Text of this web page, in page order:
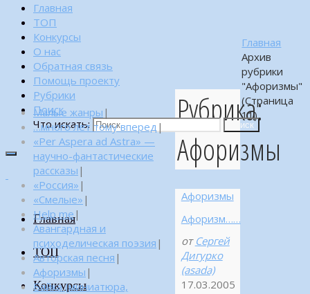
Главная
ТОП
Конкурсы
О нас
Обратная связь
Помощь проекту
Рубрики
Поиск
Что искать:
Поиск
Главная
ТОП
Конкурсы
Главная
Архив
рубрики
"Афоризмы"
(Страница
11)
Рубрика:
Афоризмы
Афоризмы
Афоризм……
от Сергей
Дигурко
(asada)
17.03.2005
Малые жанры |
…много лет тому вперед |
«Per Aspera ad Astra» —
научно-фантастические
рассказы |
«Россия» |
«Смелые» |
Help me|
Авангардная и
психоделическая поэзия |
Авторская песня |
Афоризмы |
Байка (миниатюра,